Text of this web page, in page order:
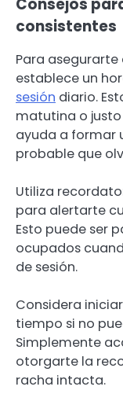
consistentes
Para
establece un
sesión diario.
matutina o
ayuda a formar
probable que
Utiliza
para alertarte
Esto puede ser
ocupados
de sesión.
Considera
tiempo si no
Simplemente
otorgarte la
racha intacta.